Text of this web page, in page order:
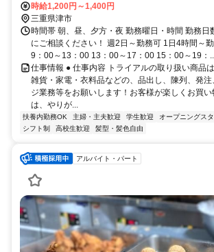
時給1,200円～1,400円
三重県津市
時間帯 朝、昼、夕方・夜 勤務曜日・時間 勤務日
にご相談ください！ 週2日～勤務可 1日4時間～
9：00～13：00 13：00～17：00 15：00～19：
仕事情報 ● 仕事内容 トライアルの取り扱い商品
雑貨・家電・衣料品などの、品出し、陳列、発
ジ業務等をお願いします！お客様が楽しくお買い
は、やりが...
扶養内勤務OK 主婦・主夫歓迎 学生歓迎 オープニングス
シフト制
高校生歓迎 髪型・髪色自由
アルバイト・パート